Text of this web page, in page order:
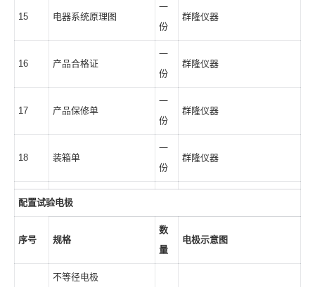
15 电器系统原理图
一
份
群隆仪器
16 产品合格证
一
份
群隆仪器
17 产品保修单
一
份
群隆仪器
18 装箱单
一
份
群隆仪器
配置试验电极
序号 规格
数
量
电极示意图
不等径电极